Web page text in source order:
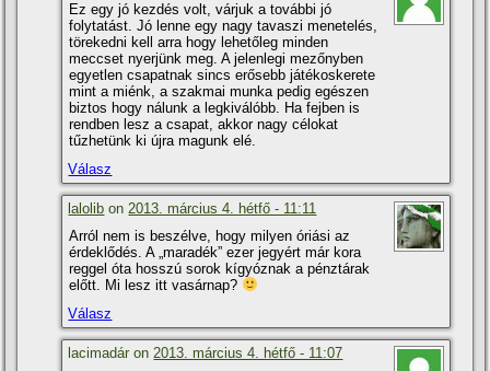
Ez egy jó kezdés volt, várjuk a további jó
folytatást. Jó lenne egy nagy tavaszi menetelés,
törekedni kell arra hogy lehetőleg minden
meccset nyerjünk meg. A jelenlegi mezőnyben
egyetlen csapatnak sincs erősebb játékoskerete
mint a miénk, a szakmai munka pedig egészen
biztos hogy nálunk a legkiválóbb. Ha fejben is
rendben lesz a csapat, akkor nagy célokat
tűzhetünk ki újra magunk elé.
Válasz
lalolib on2013. március 4. hétfő - 11:11
Arról nem is beszélve, hogy milyen óriási az
érdeklődés. A „maradék” ezer jegyért már kora
reggel óta hosszú sorok kí­gyóznak a pénztárak
előtt. Mi lesz itt vasárnap?
Válasz
lacimadár on2013. március 4. hétfő - 11:07